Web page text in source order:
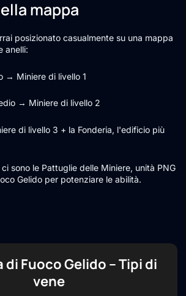
mappa
posizionato casualmente su una mappa
anelli:
→ Miniere di livello 1
→ Miniere di livello 2
di livello 3 + la Fonderia, l'edificio più
sono le Pattuglie delle Miniere, unità PNG
Gelido per potenziare le abilità.
Fuoco Gelido – Tipi di
vene